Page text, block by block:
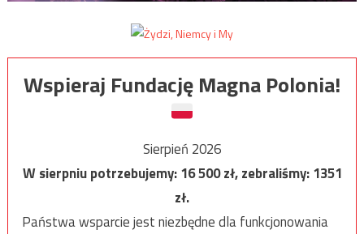
Wspieraj Fundację Magna Polonia!
Sierpień 2026
W sierpniu potrzebujemy:16 500zł, zebraliśmy:1351
zł.
Państwa wsparcie jest niezbędne dla funkcjonowania